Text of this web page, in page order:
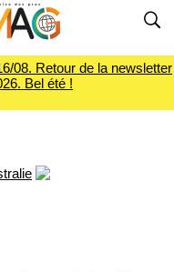
08. Retour de la newsletter
Bel été !